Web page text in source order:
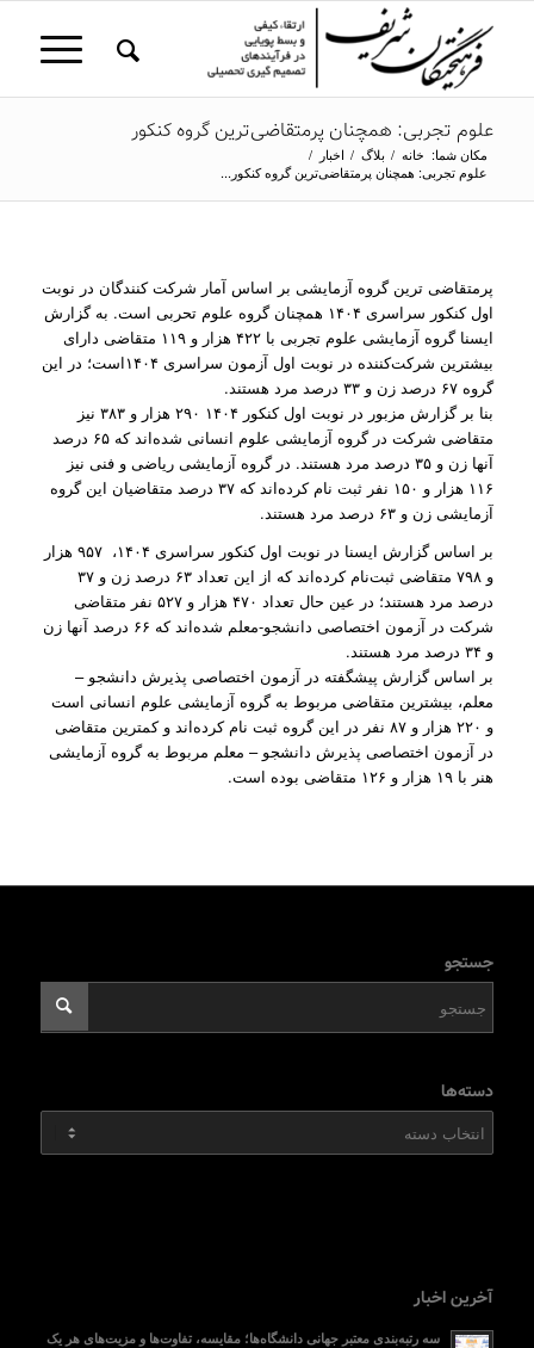
علوم تجربی: همچنان پرمتقاضی‌ترین گروه کنکور
مکان شما: خانه / بلاگ / اخبار /
علوم تجربی: همچنان پرمتقاضی‌ترین گروه کنکور...
پرمتقاضی ترین گروه آزمایشی بر اساس آمار شرکت کنندگان در نوبت
اول کنکور سراسری ۱۴۰۴ همچنان گروه علوم تحربی است. به گزارش
ایسنا گروه آزمایشی علوم تجربی با ۴۲۲ هزار و ۱۱۹ متقاضی دارای
بیشترین شرکت‌کننده در نوبت اول آزمون سراسری ۱۴۰۴است؛ در این
گروه ۶۷ درصد زن و ۳۳ درصد مرد هستند.
بنا بر گزارش مزبور در نوبت اول کنکور ۱۴۰۴ ۲۹۰ هزار و ۳۸۳ نیز
متقاضی شرکت در گروه آزمایشی علوم انسانی شده‌اند که ۶۵ درصد
آنها زن و ۳۵ درصد مرد هستند. در گروه آزمایشی ریاضی و فنی نیز
۱۱۶ هزار و ۱۵۰ نفر ثبت نام کرده‌اند که ۳۷ درصد متقاضیان این گروه
آزمایشی زن و ۶۳ درصد مرد هستند.
بر اساس گزارش ایسنا در نوبت اول کنکور سراسری ۱۴۰۴، ۹۵۷ هزار
و ۷۹۸ متقاضی ثبت‌نام کرده‌اند که از این تعداد ۶۳ درصد زن و ۳۷
درصد مرد هستند؛ در عین حال تعداد ۴۷۰ هزار و ۵۲۷ نفر متقاضی
شرکت در آزمون اختصاصی دانشجو-معلم شده‌اند که ۶۶ درصد آنها زن
و ۳۴ درصد مرد هستند.
بر اساس گزارش پیشگفته در آزمون اختصاصی پذیرش دانشجو –
معلم، بیشترین متقاضی مربوط به گروه آزمایشی علوم انسانی است
و ۲۲۰ هزار و ۸۷ نفر در این گروه ثبت نام کرده‌اند و کمترین متقاضی
در آزمون اختصاصی پذیرش دانشجو – معلم مربوط به گروه آزمایشی
هنر با ۱۹ هزار و ۱۲۶ متقاضی بوده است.
جستجو
دسته‌ها
دسته‌ها
آخرین اخبار
سه رتبه‌بندی معتبر جهانی دانشگاه‌ها؛ مقایسه، تفاوت‌ها و مزیت‌های هر یک